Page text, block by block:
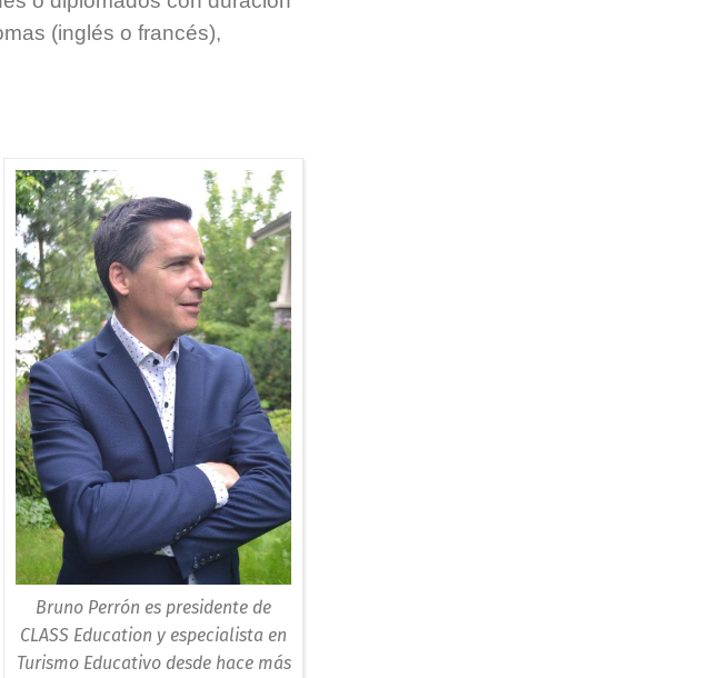
(inglés o francés),
Bruno Perrón es presidente de
CLASS Education y especialista en
Turismo Educativo desde hace más